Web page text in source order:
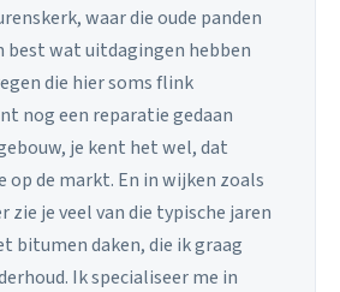
waar die oude panden
wat uitdagingen hebben
die hier soms flink
nog een reparatie gedaan
je kent het wel, dat
op de markt. En in wijken zoals
zie je veel van die typische jaren
bitumen daken, die ik graag
Ik specialiseer me in